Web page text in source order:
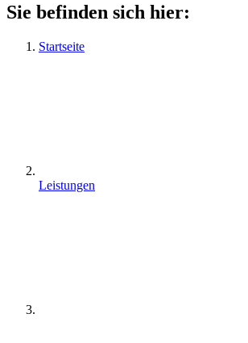
Sie befinden sich hier:
Startseite
Leistungen